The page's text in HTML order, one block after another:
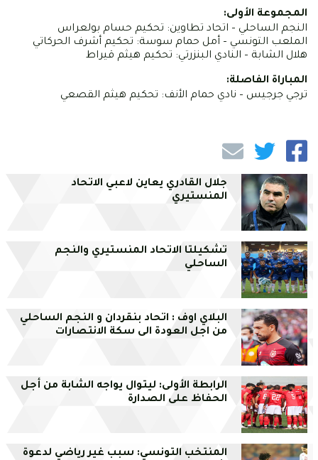
المجموعة الأولى:
النجم الساحلي – اتحاد تطاوين: تحكيم حسام بولعراس
الملعب التونسي – أمل حمام سوسة: تحكيم أشرف الحركاتي
هلال الشابة – النادي البنزرتي: تحكيم هيثم قيراط
المباراة الفاصلة:
ترجي جرجيس – نادي حمام الأنف: تحكيم هيثم القصعي
جلال القادري يعاين لاعبي الاتحاد
المنستيري
تشكيلتا الاتحاد المنستيري والنجم
الساحلي
البلاي اوف : اتحاد بنقردان و النجم الساحلي
من اجل العودة الى سكة الانتصارات
الرابطة الأولى: ليتوال يواجه الشابة من أجل
الحفاظ على الصدارة
المنتخب التونسي: سبب غير رياضي لدعوة